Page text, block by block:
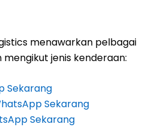
menawarkan pelbagai
jenis kenderaan:
Sekarang
Sekarang
Sekarang